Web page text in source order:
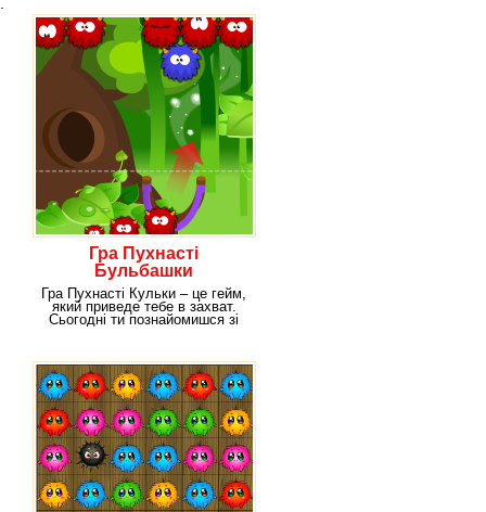
Гра Пухнасті
Бульбашки
Гра Пухнасті Кульки – це гейм,
який приведе тебе в захват.
Сьогодні ти познайомишся зі